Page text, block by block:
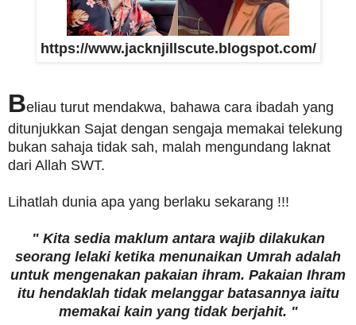
https://www.jacknjillscute.blogspot.com/
Beliau turut mendakwa, bahawa cara ibadah yang
ditunjukkan Sajat dengan sengaja memakai telekung
bukan sahaja tidak sah, malah mengundang laknat
dari Allah SWT.
Lihatlah dunia apa yang berlaku sekarang !!!
" Kita sedia maklum antara wajib dilakukan
seorang lelaki ketika menunaikan Umrah adalah
untuk mengenakan pakaian ihram. Pakaian Ihram
itu hendaklah tidak melanggar batasannya iaitu
memakai kain yang tidak berjahit. "